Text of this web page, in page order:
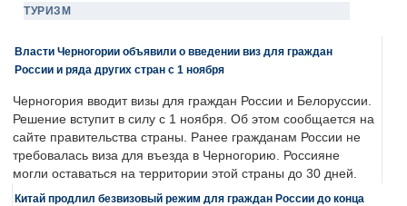
ТУРИЗМ
Власти Черногории объявили о введении виз для граждан
России и ряда других стран с 1 ноября
Черногория вводит визы для граждан России и Белоруссии.
Решение вступит в силу с 1 ноября. Об этом сообщается на
сайте правительства страны. Ранее гражданам России не
требовалась виза для въезда в Черногорию. Россияне
могли оставаться на территории этой страны до 30 дней.
Китай продлил безвизовый режим для граждан России до конца